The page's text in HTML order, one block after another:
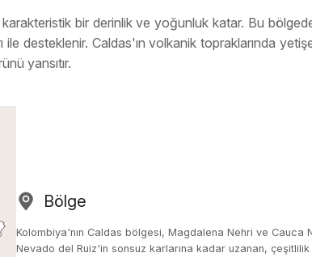
bir derinlik ve yoğunluk katar. Bu
ile desteklenir. Caldas'ın volkanik topraklarında
yansıtır.
Bölge
Kolombiya'nın Caldas bölgesi, Magdalena Nehri ve Cauca
Nevado del Ruiz'in sonsuz karlarına kadar uzanan,